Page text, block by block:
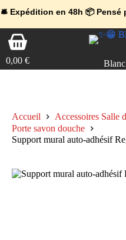
en 48h 📦 Pensé pour
🔥 Déjà adopté par les pros
💼 Offres réservées aux
PasserPanier
d’achat
0,00 €
Accueil
Accessoires Salle
Porte savon douche
Support mural auto-adhésif